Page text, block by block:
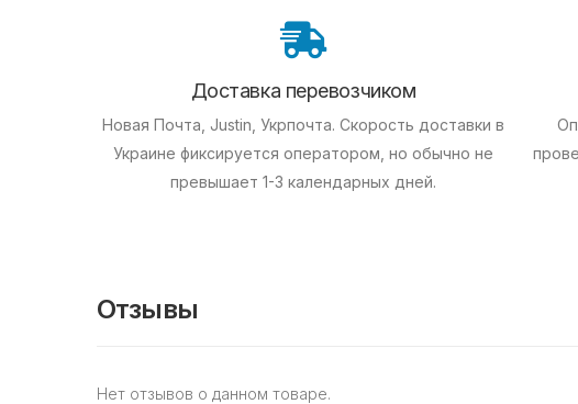
Доставка перевозчиком
Новая Почта, Justin, Укрпочта. Скорость доставки в
Украине фиксируется оператором, но обычно не
превышает 1-3 календарных дней.
Отзывы
Нет отзывов о данном товаре.